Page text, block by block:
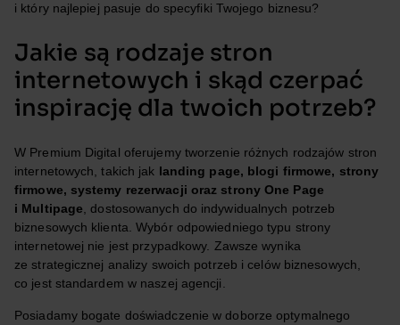
i który najlepiej pasuje do specyfiki Twojego biznesu?
Jakie są rodzaje stron
internetowych i skąd czerpać
inspirację dla twoich potrzeb?
W Premium Digital oferujemy tworzenie różnych rodzajów stron
internetowych, takich jak landing page, blogi firmowe, strony
firmowe, systemy rezerwacji oraz strony One Page
i Multipage, dostosowanych do indywidualnych potrzeb
biznesowych klienta. Wybór odpowiedniego typu strony
internetowej nie jest przypadkowy. Zawsze wynika
ze strategicznej analizy swoich potrzeb i celów biznesowych,
co jest standardem w naszej agencji.
Posiadamy bogate doświadczenie w doborze optymalnego